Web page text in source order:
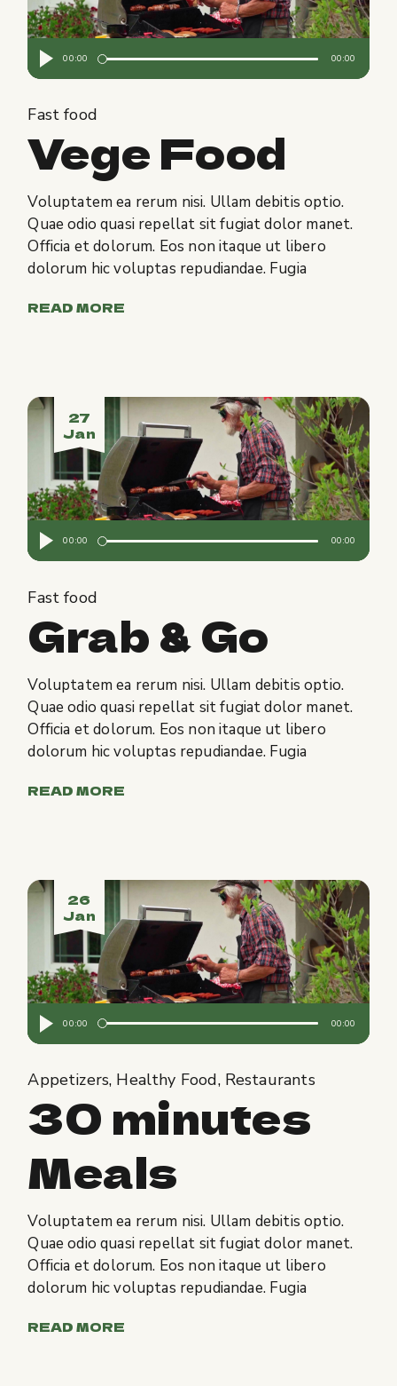
Audio
Player
00:00 00:00
Fast food
Vege Food
Voluptatem ea rerum nisi. Ullam debitis optio.
Quae odio quasi repellat sit fugiat dolor manet.
Officia et dolorum. Eos non itaque ut libero
dolorum hic voluptas repudiandae. Fugia
READ MORE
27
Jan
Audio
Player
00:00 00:00
Fast food
Grab & Go
Voluptatem ea rerum nisi. Ullam debitis optio.
Quae odio quasi repellat sit fugiat dolor manet.
Officia et dolorum. Eos non itaque ut libero
dolorum hic voluptas repudiandae. Fugia
READ MORE
26
Jan
Audio
Player
00:00 00:00
Appetizers Healthy Food Restaurants
30 minutes
Meals
Voluptatem ea rerum nisi. Ullam debitis optio.
Quae odio quasi repellat sit fugiat dolor manet.
Officia et dolorum. Eos non itaque ut libero
dolorum hic voluptas repudiandae. Fugia
READ MORE